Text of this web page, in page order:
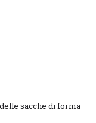
sacche di forma